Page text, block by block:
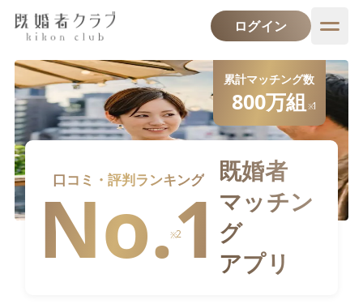
ログイン
累計マッチング数
800万組 ※1
既婚者
マッチン
グ
アプリ
口コミ・評判ランキング
No.1
※2